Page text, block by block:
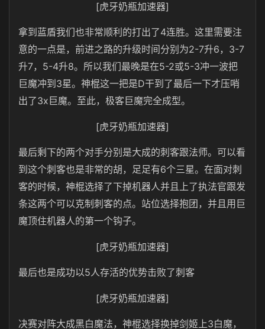
[虎牙奶瓶加速器]
拿到蓝盾我们也非常顺利的打出了4连胜。这里需要注
意的一点是，前进之路的升级时间分别为2-7升6 ， 3-7
升7， 5-4升8。所以我们最晚是在5-2或5-3冲一波把
巨魔冲到 3星。神棍这一把是D干到了最后一下才压哨
出了3x 巨魔。至此，极客巨魔完全成型。
[虎牙奶瓶加速器]
最后剩下的两个对手分别是大成的刺客跟法师。可以看
到这个刺客也是非常的胡，足足有6个三星。在面对刺
客的时候，神棍选择了下掉机器人并且上了执法官跟发
条这两个可以克制刺客的点。站位选择抱团，并且用巨
魔顶住机器人的第一个钩子。
[虎牙奶瓶加速器]
最后也是成功以5人存活的优势击败了刺客
[虎牙奶瓶加速器]
决赛对阵大成黑白魔法，神棍选择换掉剑姬上3白魔，